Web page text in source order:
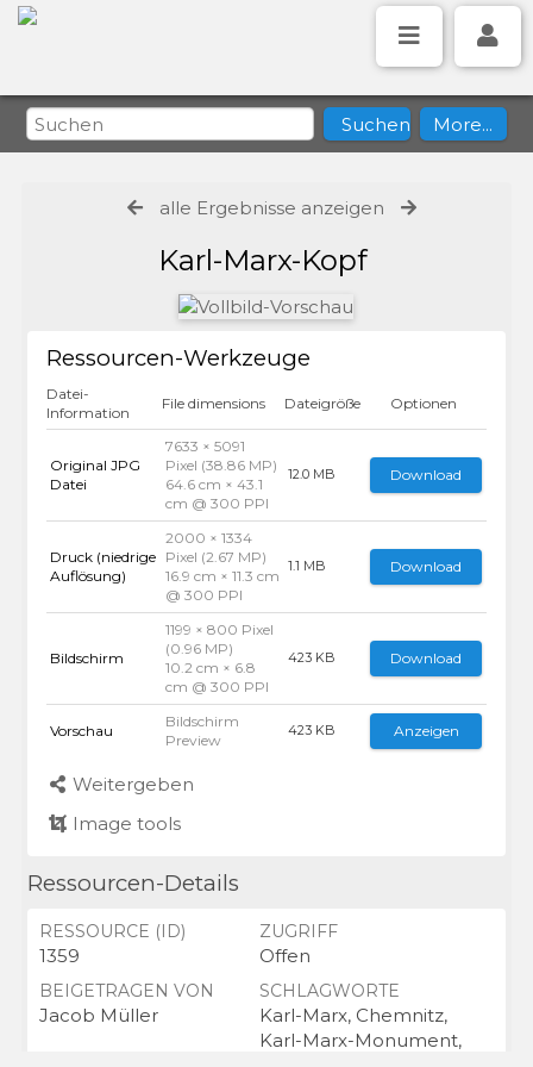
alle Ergebnisse anzeigen
Karl-Marx-Kopf
Ressourcen-Werkzeuge
Datei-
Information
File dimensions Dateigröße Optionen
Original JPG
Datei
7633 × 5091
Pixel (38.86 MP)
64.6 cm × 43.1
cm @ 300 PPI
12.0 MB Download
Druck (niedrige
Auflösung)
2000 × 1334
Pixel (2.67 MP)
16.9 cm × 11.3 cm
@ 300 PPI
1.1 MB Download
Bildschirm
1199 × 800 Pixel
(0.96 MP)
10.2 cm × 6.8
cm @ 300 PPI
423 KB Download
Vorschau
Bildschirm
Preview
423 KB Anzeigen
Weitergeben
Image tools
Ressourcen-Details
RESSOURCE (ID)
1359
ZUGRIFF
Offen
BEIGETRAGEN VON
Jacob Müller
SCHLAGWORTE
Karl-Marx, Chemnitz,
Karl-Marx-Monument,